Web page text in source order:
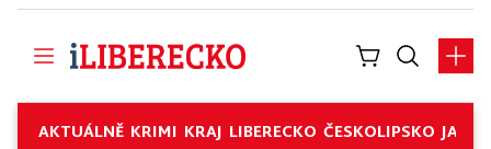
AKTUÁLNĚ KRIMI KRAJ LIBERECKO ČESKOLIPSKO